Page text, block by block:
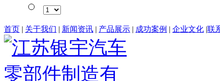
首页 | 关于我们 | 新闻资讯 | 产品展示 | 成功案例 | 企业文化 |联